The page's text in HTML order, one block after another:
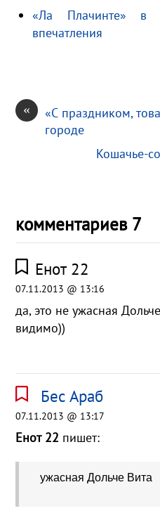
iь
«Ла Плачинте» в
впечатления
«
«С праздником,
городе
Кошачье-
комментариев 7
Енот 22
07.11.2013 @ 13:16
да, это не ужасная
видимо))
Бес Араб
07.11.2013 @ 13:17
Енот 22 пишет:
ужасная Дольче Вита